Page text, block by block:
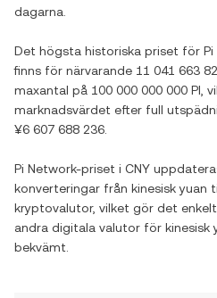
dagarna.
Det högsta historiska priset för
finns för närvarande 11 041 663
maxantal på 100 000 000 000 PI ,
marknadsvärdet efter full
¥6 607 688 236
Pi Network-priset i CNY
konverteringar från kinesisk yuan
kryptovalutor, vilket gör det
andra digitala valutor för kinesisk
bekvämt.